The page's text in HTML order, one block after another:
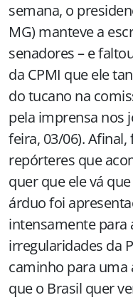
semana, o
MG) manteve a
senadores – e
da CPMI que ele
do tucano na
pela imprensa nos
feira, 03/06).
repórteres que
quer que ele vá
árduo foi
intensamente para
irregularidades da
caminho para uma
que o Brasil quer